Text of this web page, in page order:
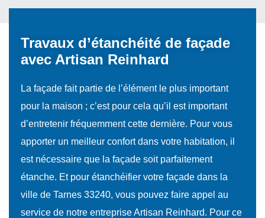
Travaux d’étanchéité de façade
avec Artisan Reinhard
La façade fait partie de l’élément le plus important
pour la maison ; c’est pour cela qu’il est important
d’entretenir fréquemment cette dernière. Pour vous
apporter un meilleur confort dans votre habitation, il
est nécessaire que la façade soit parfaitement
étanche. Et pour étanchéifier votre façade dans la
ville de Tarnes 33240, vous pouvez faire appel au
service de notre entreprise Artisan Reinhard. Pour ce